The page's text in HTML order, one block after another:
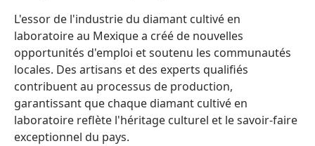
L'essor de l'industrie du diamant cultivé en
laboratoire au Mexique a créé de nouvelles
opportunités d'emploi et soutenu les communautés
locales. Des artisans et des experts qualifiés
contribuent au processus de production,
garantissant que chaque diamant cultivé en
laboratoire reflète l'héritage culturel et le savoir-faire
exceptionnel du pays.